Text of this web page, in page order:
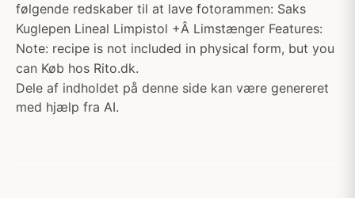
følgende redskaber til at lave fotorammen: Saks
Kuglepen Lineal Limpistol +Â Limstænger Features:
Note: recipe is not included in physical form, but you
can Køb hos Rito.dk.
Dele af indholdet på denne side kan være genereret
med hjælp fra AI.